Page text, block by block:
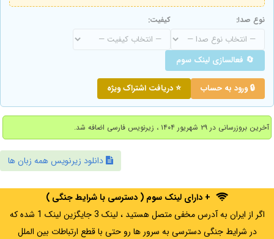
نوع صدا: کیفیت:
🔄 فعالسازی لینک سوم
🔒 ورود به حساب ⭐ دریافت اشتراک ویژه
آخرین بروزرسانی در ۲۹ شهریور ۱۴۰۴ ، زیرنویس فارسی اضافه شد.
دانلود زیرنویس همه زبان ها
+ دارای لینک سوم ( دسترسی با شرایط جنگی )
اگر از ایران به آدرس مخفی متصل هستید ، لینک 3 جایگزین لینک 1 شده که
در شرایط جنگی دسترسی به سرور ها رو حتی با قطع ارتباطات بین الملل